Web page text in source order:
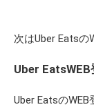
次はUber Eatsの
Uber
Uber Eatsの